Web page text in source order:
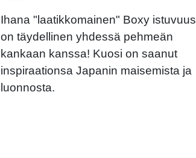
Ihana "laatikkomainen" Boxy istuvuus
on täydellinen yhdessä pehmeän
kankaan kanssa! Kuosi on saanut
inspiraationsa Japanin maisemista ja
luonnosta.